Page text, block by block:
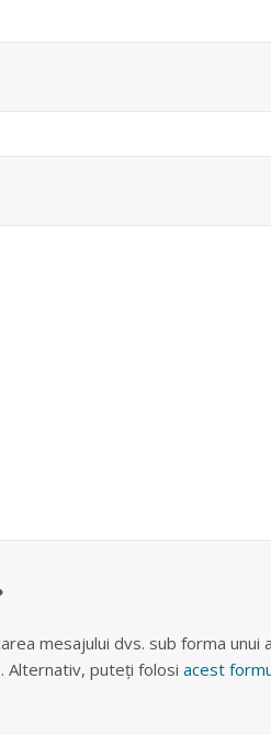
mesajului dvs. sub forma
Alternativ, puteți folosi acest